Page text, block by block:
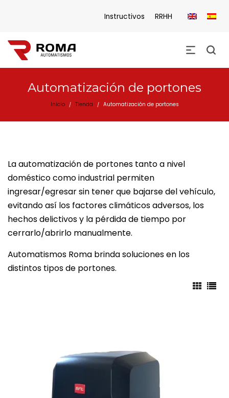
Instructivos RRHH
Automatización de portones
Inicio / Tienda / Automatización de portones
La automatización de portones tanto a nivel
doméstico como industrial permiten
ingresar/egresar sin tener que bajarse del vehículo,
evitando así los factores climáticos adversos, los
hechos delictivos y la pérdida de tiempo por
cerrarlo/abrirlo manualmente.
Automatismos Roma brinda soluciones en los
distintos tipos de portones.